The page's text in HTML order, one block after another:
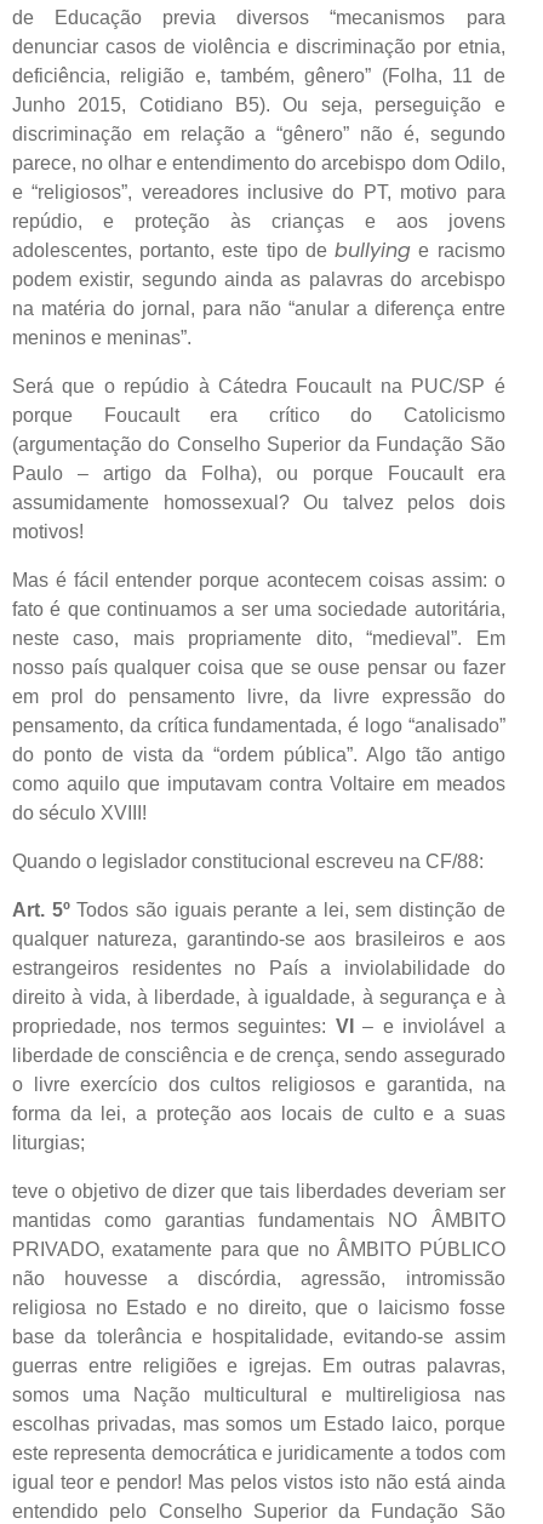
de Educação previa diversos “mecanismos para
denunciar casos de violência e discriminação por etnia,
deficiência, religião e, também, gênero” (Folha, 11 de
Junho 2015, Cotidiano B5). Ou seja, perseguição e
discriminação em relação a “gênero” não é, segundo
parece, no olhar e entendimento do arcebispo dom Odilo,
e “religiosos”, vereadores inclusive do PT, motivo para
repúdio, e proteção às crianças e aos jovens
adolescentes, portanto, este tipo debullying e racismo
podem existir, segundo ainda as palavras do arcebispo
na matéria do jornal, para não “anular a diferença entre
meninos e meninas”.
Será que o repúdio à Cátedra Foucault na PUC/SP é
porque Foucault era crítico do Catolicismo
(argumentação do Conselho Superior da Fundação São
Paulo – artigo da Folha), ou porque Foucault era
assumidamente homossexual? Ou talvez pelos dois
motivos!
Mas é fácil entender porque acontecem coisas assim: o
fato é que continuamos a ser uma sociedade autoritária,
neste caso, mais propriamente dito, “medieval”. Em
nosso país qualquer coisa que se ouse pensar ou fazer
em prol do pensamento livre, da livre expressão do
pensamento, da crítica fundamentada, é logo “analisado”
do ponto de vista da “ordem pública”. Algo tão antigo
como aquilo que imputavam contra Voltaire em meados
do século XVIII!
Quando o legislador constitucional escreveu na CF/88:
Art. 5ºTodos são iguais perante a lei, sem distinção de
qualquer natureza, garantindo-se aos brasileiros e aos
estrangeiros residentes no País a inviolabilidade do
direito à vida, à liberdade, à igualdade, à segurança e à
propriedade, nos termos seguintes: VI
– e inviolável a
liberdade de consciência e de crença, sendo assegurado
o livre exercício dos cultos religiosos e garantida, na
forma da lei, a proteção aos locais de culto e a suas
liturgias;
teve o objetivo de dizer que tais liberdades deveriam ser
mantidas como garantias fundamentais NO ÂMBITO
PRIVADO, exatamente para que no ÂMBITO PÚBLICO
não houvesse a discórdia, agressão, intromissão
religiosa no Estado e no direito, que o laicismo fosse
base da tolerância e hospitalidade, evitando-se assim
guerras entre religiões e igrejas. Em outras palavras,
somos uma Nação multicultural e multireligiosa nas
escolhas privadas, mas somos um Estado laico, porque
este representa democrática e juridicamente a todos com
igual teor e pendor! Mas pelos vistos isto não está ainda
entendido pelo Conselho Superior da Fundação São